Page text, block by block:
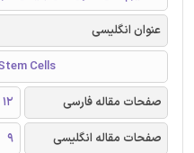
عنوان انگلیسی
Cells
صفحات مقاله فارسی
12
صفحات مقاله انگلیسی
9